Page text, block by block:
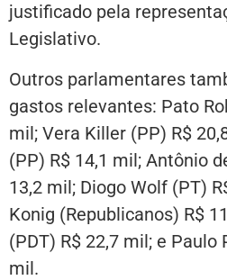
justificado pela
Legislativo.
Outros parlamentares
gastos relevantes: Pato
mil; Vera Killer (PP) R$
(PP) R$ 14,1 mil; Antônio
13,2 mil; Diogo Wolf (PT)
Konig (Republicanos) R$
(PDT) R$ 22,7 mil; e Paulo
mil.